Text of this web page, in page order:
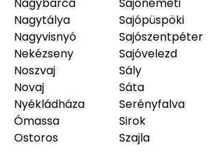
Nagybarca
Nagytálya
Nagyvisnyó
Nekézseny
Noszvaj
Novaj
Nyékládháza
Ómassa
Ostoros
Sajónémeti
Sajópüspöki
Sajószentpéter
Sajóvelezd
Sály
Sáta
Serényfalva
Sirok
Szajla